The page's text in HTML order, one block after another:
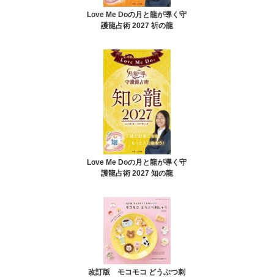
Love Me Doの月と龍が導く守
護龍占術 2027 祈の龍
Love Me Doの月と龍が導く守
護龍占術 2027 知の龍
改訂版 モコモコ どうぶつ刺